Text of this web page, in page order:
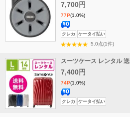
料
7,700円
77P(1.0%)
送
料
料
クレカ ケータイ払い
5.0点(1件)
スーツケース レンタル
7,400円
74P(1.0%)
送
クレカ ケータイ払い